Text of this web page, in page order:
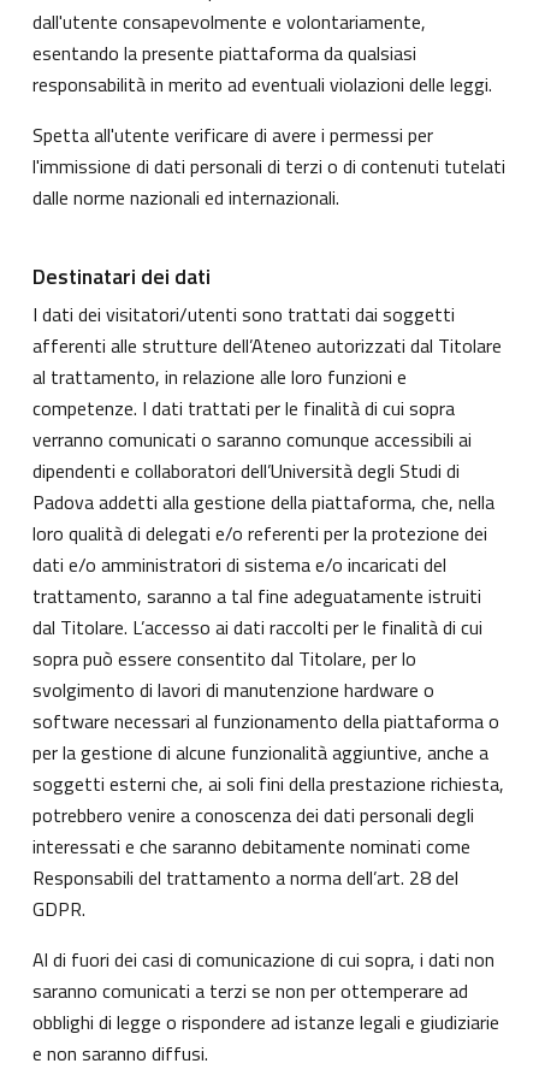
dall'utente consapevolmente e volontariamente,
esentando la presente piattaforma da qualsiasi
responsabilità in merito ad eventuali violazioni delle leggi.
Spetta all'utente verificare di avere i permessi per
l'immissione di dati personali di terzi o di contenuti tutelati
dalle norme nazionali ed internazionali.
Destinatari dei dati
I dati dei visitatori/utenti sono trattati dai soggetti
afferenti alle strutture dell’Ateneo autorizzati dal Titolare
al trattamento, in relazione alle loro funzioni e
competenze. I dati trattati per le finalità di cui sopra
verranno comunicati o saranno comunque accessibili ai
dipendenti e collaboratori dell’Università degli Studi di
Padova addetti alla gestione della piattaforma, che, nella
loro qualità di delegati e/o referenti per la protezione dei
dati e/o amministratori di sistema e/o incaricati del
trattamento, saranno a tal fine adeguatamente istruiti
dal Titolare. L’accesso ai dati raccolti per le finalità di cui
sopra può essere consentito dal Titolare, per lo
svolgimento di lavori di manutenzione hardware o
software necessari al funzionamento della piattaforma o
per la gestione di alcune funzionalità aggiuntive, anche a
soggetti esterni che, ai soli fini della prestazione richiesta,
potrebbero venire a conoscenza dei dati personali degli
interessati e che saranno debitamente nominati come
Responsabili del trattamento a norma dell’art. 28 del
GDPR.
Al di fuori dei casi di comunicazione di cui sopra, i dati non
saranno comunicati a terzi se non per ottemperare ad
obblighi di legge o rispondere ad istanze legali e giudiziarie
e non saranno diffusi.